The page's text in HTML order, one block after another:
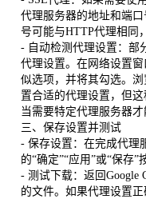
代理服务器的地址和端
号可能与HTTP代理相同
- 自动检测代理设置：部
代理设置。在网络设置
似选项，并将其勾选。
置合适的代理设置，但
当需要特定代理服务器才
三、保存设置并测试
- 保存设置：在完成代理
的“确定”“应用”或“保存”
- 测试下载：返回Google
的文件。如果代理设置